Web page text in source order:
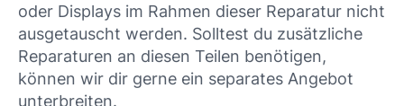
oder Displays im Rahmen dieser Reparatur nicht
ausgetauscht werden. Solltest du zusätzliche
Reparaturen an diesen Teilen benötigen,
können wir dir gerne ein separates Angebot
unterbreiten.